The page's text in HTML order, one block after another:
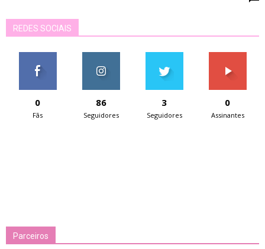
REDES SOCIAIS
0
Fãs
86
Seguidores
3
Seguidores
0
Assinantes
Parceiros